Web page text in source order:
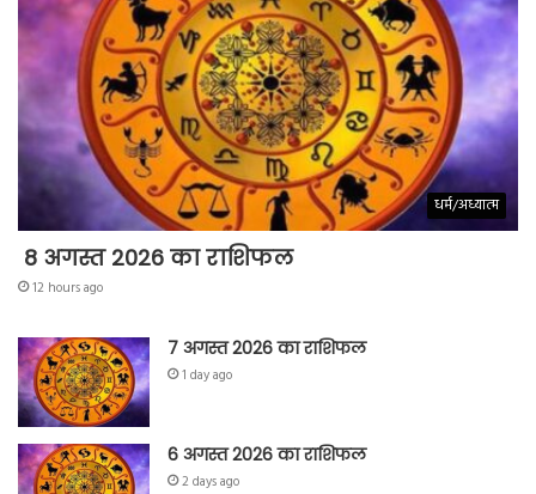
धर्म/अध्यात्म
8 अगस्त 2026 का राशिफल
12 hours ago
7 अगस्त 2026 का राशिफल
1 day ago
6 अगस्त 2026 का राशिफल
2 days ago